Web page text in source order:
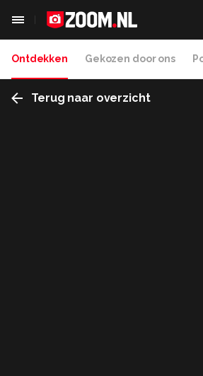
Ontdekken Gekozen door ons
Terug naar overzicht